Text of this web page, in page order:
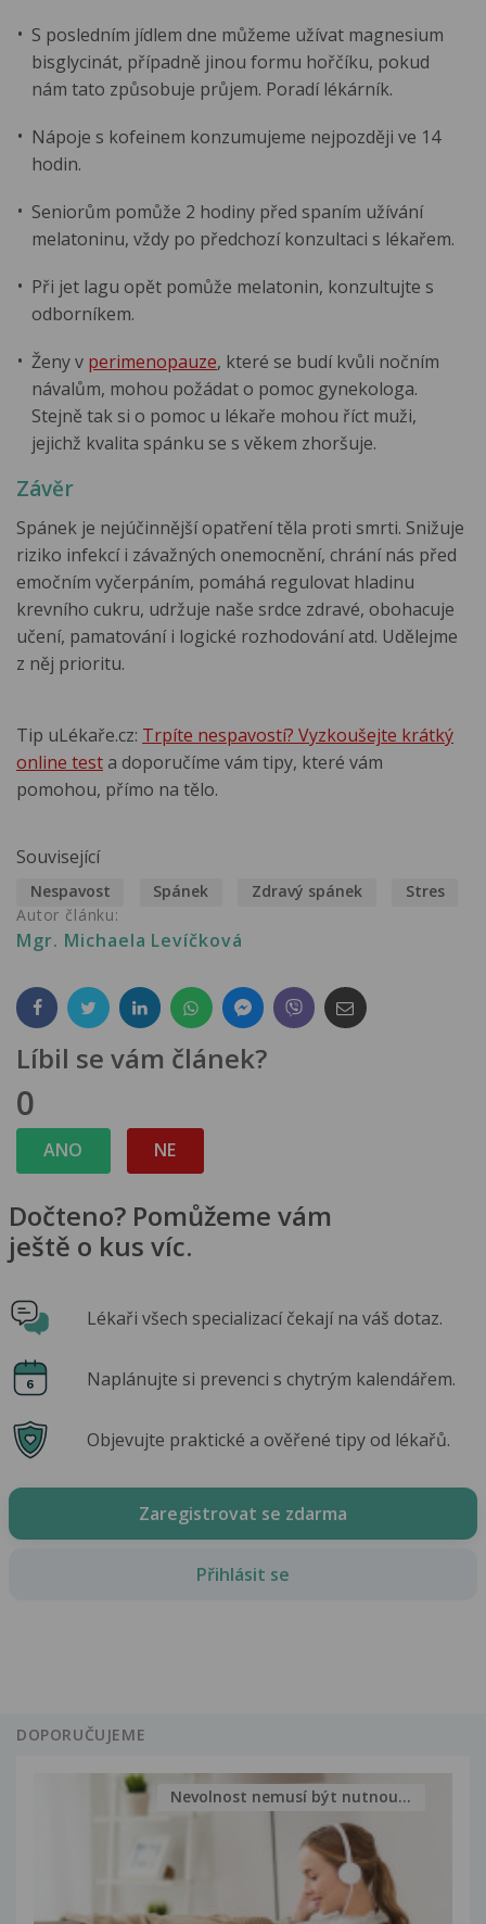
S posledním jídlem dne můžeme užívat magnesium
bisglycinát, případně jinou formu hořčíku, pokud
nám tato způsobuje průjem. Poradí lékárník.
Nápoje s kofeinem konzumujeme nejpozději ve 14
hodin.
Seniorům pomůže 2 hodiny před spaním užívání
melatoninu, vždy po předchozí konzultaci s lékařem.
Při jet lagu opět pomůže melatonin, konzultujte s
odborníkem.
Ženy v perimenopauze, které se budí kvůli nočním
návalům, mohou požádat o pomoc gynekologa.
Stejně tak si o pomoc u lékaře mohou říct muži,
jejichž kvalita spánku se s věkem zhoršuje.
Závěr
Spánek je nejúčinnější opatření těla proti smrti. Snižuje
riziko infekcí i závažných onemocnění, chrání nás před
emočním vyčerpáním, pomáhá regulovat hladinu
krevního cukru, udržuje naše srdce zdravé, obohacuje
učení, pamatování i logické rozhodování atd. Udělejme
z něj prioritu.
Tip uLékaře.cz: Trpíte nespavostí? Vyzkoušejte krátký
online testa doporučíme vám tipy, které vám
pomohou, přímo na tělo.
Související
Nespavost Spánek Zdravý spánek
Stres
Autor článku:
Mgr. Michaela Levíčková
Líbil se vám článek?
0
ANO NE
Dočteno? Pomůžeme vám
ještě o kus víc.
Lékaři všech specializací čekají na váš dotaz.
Naplánujte si prevenci s chytrým kalendářem.
Objevujte praktické a ověřené tipy od lékařů.
Zaregistrovat se zdarma
Přihlásit se
DOPORUČUJEME
Nevolnost nemusí být nutnou...